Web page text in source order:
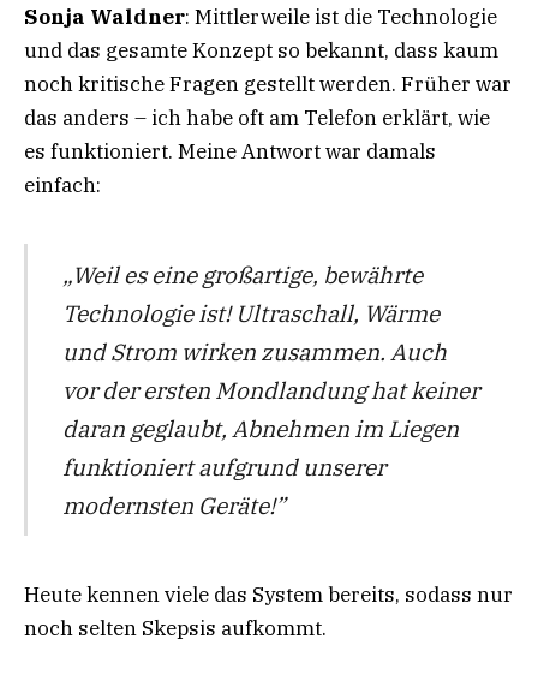
Sonja Waldner: Mittlerweile ist die Technologie
und das gesamte Konzept so bekannt, dass kaum
noch kritische Fragen gestellt werden. Früher war
das anders – ich habe oft am Telefon erklärt, wie
es funktioniert. Meine Antwort war damals
einfach:
„Weil es eine großartige, bewährte
Technologie ist! Ultraschall, Wärme
und Strom wirken zusammen. Auch
vor der ersten Mondlandung hat keiner
daran geglaubt, Abnehmen im Liegen
funktioniert aufgrund unserer
modernsten Geräte!”
Heute kennen viele das System bereits, sodass nur
noch selten Skepsis aufkommt.